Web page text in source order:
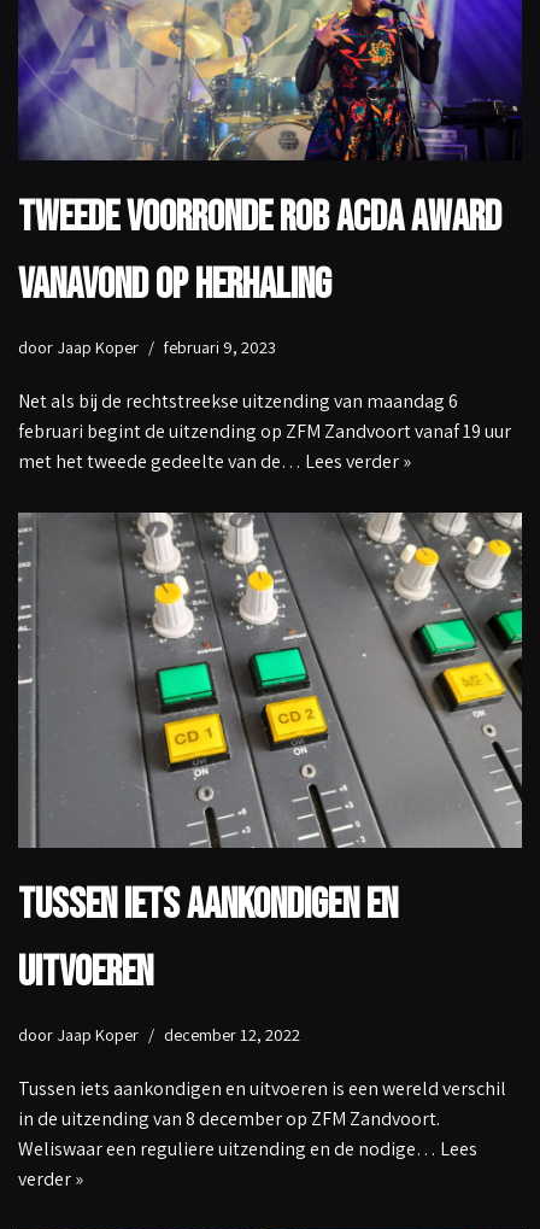
Tweede Voorronde Rob Acda Award
vanavond op herhaling
door Jaap Koper februari 9, 2023
Net als bij de rechtstreekse uitzending van maandag 6
februari begint de uitzending op ZFM Zandvoort vanaf 19 uur
met het tweede gedeelte van de… Lees verder »
Tussen iets aankondigen en
uitvoeren
door Jaap Koper december 12, 2022
Tussen iets aankondigen en uitvoeren is een wereld verschil
in de uitzending van 8 december op ZFM Zandvoort.
Weliswaar een reguliere uitzending en de nodige… Lees
verder »